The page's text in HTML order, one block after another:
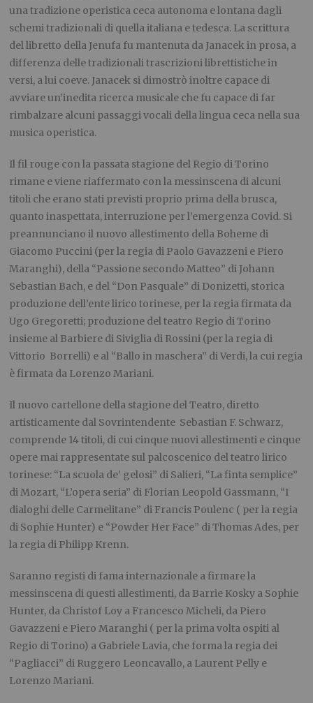
una tradizione operistica ceca autonoma e lontana dagli
schemi tradizionali di quella italiana e tedesca. La scrittura
del libretto della Jenufa fu mantenuta da Janacek in prosa, a
differenza delle tradizionali trascrizioni librettistiche in
versi, a lui coeve. Janacek si dimostrò inoltre capace di
avviare un’inedita ricerca musicale che fu capace di far
rimbalzare alcuni passaggi vocali della lingua ceca nella sua
musica operistica.
Il fil rouge con la passata stagione del Regio di Torino
rimane e viene riaffermato con la messinscena di alcuni
titoli che erano stati previsti proprio prima della brusca,
quanto inaspettata, interruzione per l’emergenza Covid. Si
preannunciano il nuovo allestimento della Boheme di
Giacomo Puccini (per la regia di Paolo Gavazzeni e Piero
Maranghi), della “Passione secondo Matteo” di Johann
Sebastian Bach, e del “Don Pasquale” di Donizetti, storica
produzione dell’ente lirico torinese, per la regia firmata da
Ugo Gregoretti; produzione del teatro Regio di Torino
insieme al Barbiere di Siviglia di Rossini (per la regia di
Vittorio Borrelli) e al “Ballo in maschera” di Verdi, la cui regia
è firmata da Lorenzo Mariani.
Il nuovo cartellone della stagione del Teatro, diretto
artisticamente dal Sovrintendente Sebastian F. Schwarz,
comprende 14 titoli, di cui cinque nuovi allestimenti e cinque
opere mai rappresentate sul palcoscenico del teatro lirico
torinese: “La scuola de’ gelosi” di Salieri, “La finta semplice”
di Mozart, “L’opera seria” di Florian Leopold Gassmann, “I
dialoghi delle Carmelitane” di Francis Poulenc ( per la regia
di Sophie Hunter) e “Powder Her Face” di Thomas Ades, per
la regia di Philipp Krenn.
Saranno registi di fama internazionale a firmare la
messinscena di questi allestimenti, da Barrie Kosky a Sophie
Hunter, da Christof Loy a Francesco Micheli, da Piero
Gavazzeni e Piero Maranghi ( per la prima volta ospiti al
Regio di Torino) a Gabriele Lavia, che forma la regia dei
“Pagliacci” di Ruggero Leoncavallo, a Laurent Pelly e
Lorenzo Mariani.